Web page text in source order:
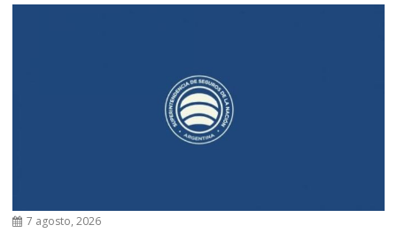
7 agosto, 2026